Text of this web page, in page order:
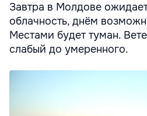
Завтра в Молдове
облачность, днём
Местами будет туман.
слабый до умеренного.